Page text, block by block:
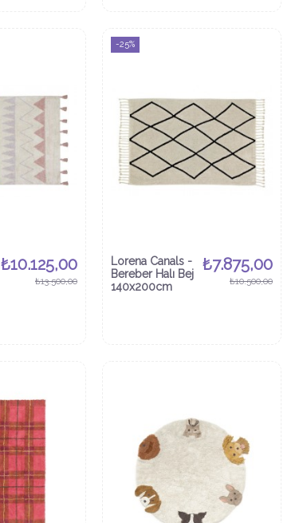
₺10.125,00
₺13.500,00
-25%
Lorena Canals -
Bereber Halı Bej
140x200cm
₺7.875,00
₺10.500,00